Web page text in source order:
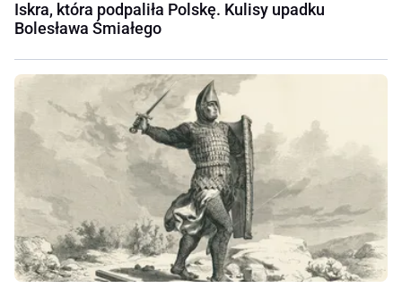
Iskra, która podpaliła Polskę. Kulisy upadku
Bolesława Śmiałego